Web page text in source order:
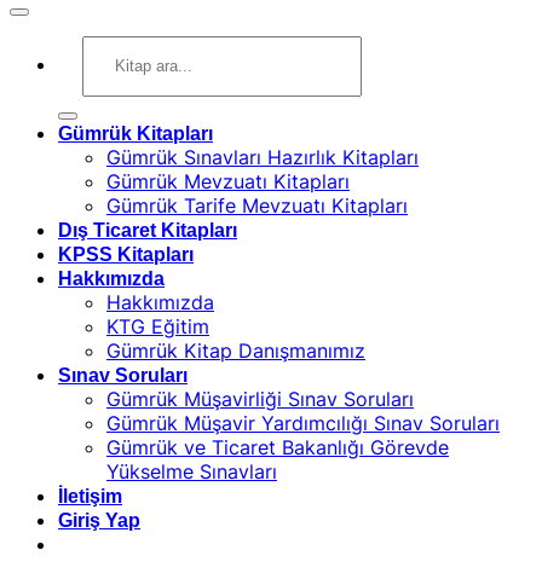
Gümrük Kitapları
Gümrük Sınavları Hazırlık Kitapları
Gümrük Mevzuatı Kitapları
Gümrük Tarife Mevzuatı Kitapları
Dış Ticaret Kitapları
KPSS Kitapları
Hakkımızda
Hakkımızda
KTG Eğitim
Gümrük Kitap Danışmanımız
Sınav Soruları
Gümrük Müşavirliği Sınav Soruları
Gümrük Müşavir Yardımcılığı Sınav Soruları
Gümrük ve Ticaret Bakanlığı Görevde
Yükselme Sınavları
İletişim
Giriş Yap